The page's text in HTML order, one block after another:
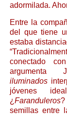
adormilada.
Entre la
del que tiene
estaba
conectado
iluminados
jóvenes
¿ Faranduleros
semillas entre